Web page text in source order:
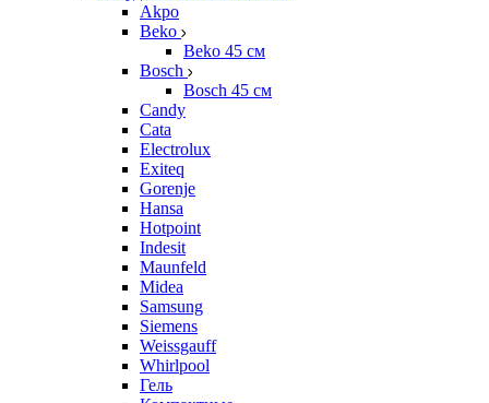
Akpo
Beko
Beko 45 см
Bosch
Bosch 45 см
Candy
Cata
Electrolux
Exiteq
Gorenje
Hansa
Hotpoint
Indesit
Maunfeld
Midea
Samsung
Siemens
Weissgauff
Whirlpool
Гель